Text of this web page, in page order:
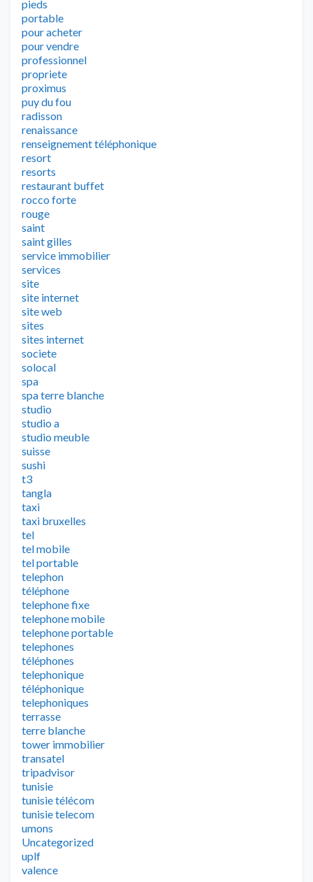
pieds
portable
pour acheter
pour vendre
professionnel
propriete
proximus
puy du fou
radisson
renaissance
renseignement téléphonique
resort
resorts
restaurant buffet
rocco forte
rouge
saint
saint gilles
service immobilier
services
site
site internet
site web
sites
sites internet
societe
solocal
spa
spa terre blanche
studio
studio a
studio meuble
suisse
sushi
t3
tangla
taxi
taxi bruxelles
tel
tel mobile
tel portable
telephon
téléphone
telephone fixe
telephone mobile
telephone portable
telephones
téléphones
telephonique
téléphonique
telephoniques
terrasse
terre blanche
tower immobilier
transatel
tripadvisor
tunisie
tunisie télécom
tunisie telecom
umons
Uncategorized
uplf
valence